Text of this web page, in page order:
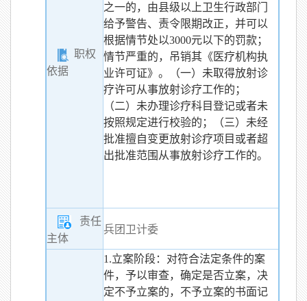
职权
依据
之一的，由县级以上卫生行政部门
给予警告、责令限期改正，并可以
根据情节处以3000元以下的罚款；
情节严重的，吊销其《医疗机构执
业许可证》。（一）未取得放射诊
疗许可从事放射诊疗工作的；
（二）未办理诊疗科目登记或者未
按照规定进行校验的；（三）未经
批准擅自变更放射诊疗项目或者超
出批准范围从事放射诊疗工作的。
责任
主体
兵团卫计委
1.立案阶段：对符合法定条件的案
件，予以审查，确定是否立案，决
定不予立案的，不予立案的书面记